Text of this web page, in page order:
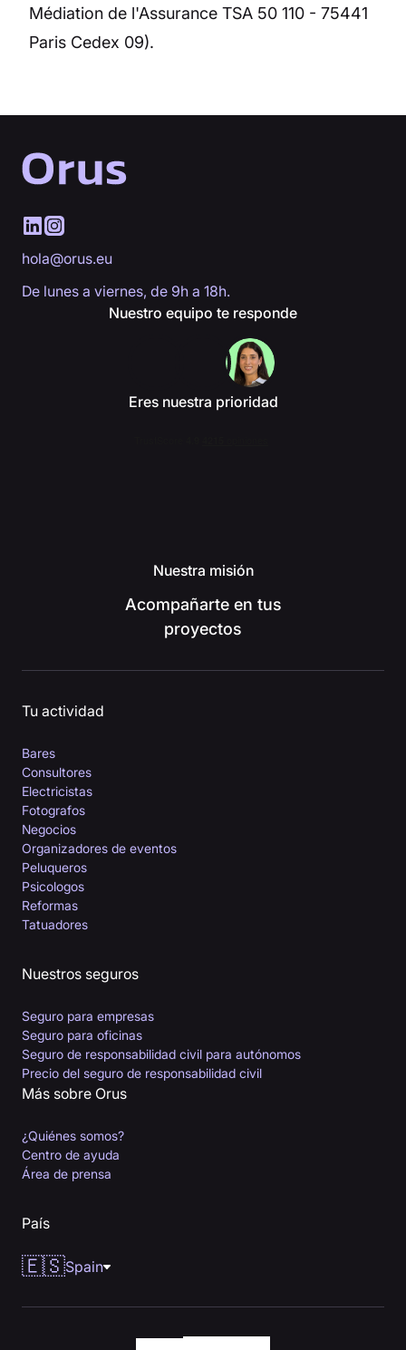
Médiation de l'Assurance TSA 50 110 - 75441
Paris Cedex 09).
hola@orus.eu
De lunes a viernes, de 9h a 18h.
Nuestro equipo te responde
Eres nuestra prioridad
Nuestra misión
Acompañarte en tus
proyectos
Tu actividad
Bares
Consultores
Electricistas
Fotografos
Negocios
Organizadores de eventos
Peluqueros
Psicologos
Reformas
Tatuadores
Nuestros seguros
Seguro para empresas
Seguro para oficinas
Seguro de responsabilidad civil para autónomos
Precio del seguro de responsabilidad civil
Más sobre Orus
¿Quiénes somos?
Centro de ayuda
Área de prensa
País
🇪🇸Spain